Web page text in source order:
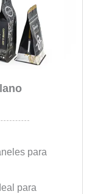
para
para